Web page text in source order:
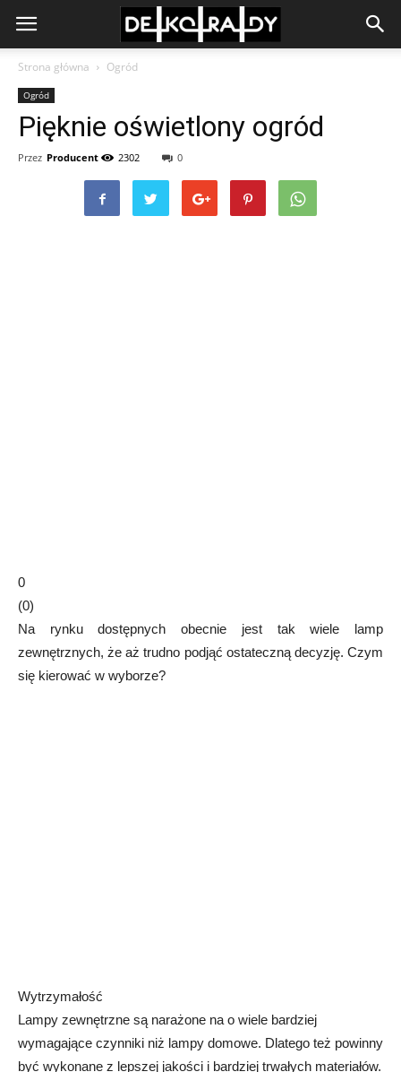
Strona główna Ogród
Ogród
Pięknie oświetlony ogród
Przez Producent 2302 0
0
(0)
Na rynku dostępnych obecnie jest tak wiele lamp
zewnętrznych, że aż trudno podjąć ostateczną decyzję. Czym
się kierować w wyborze?
Wytrzymałość
Lampy zewnętrzne są narażone na o wiele bardziej
wymagające czynniki niż lampy domowe. Dlatego też powinny
być wykonane z lepszej jakości i bardziej trwałych materiałów.